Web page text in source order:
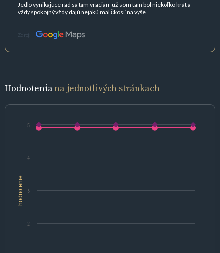
Jedlo vynikajúce rad sa tam vraciam už som tam bol niekoľko krát a
vždy spokojný vždy dajú nejakú maličkosť na vyše
Zdroj:
Hodnoteniana jednotlivých stránkach
hodnotenie
2
3
4
5